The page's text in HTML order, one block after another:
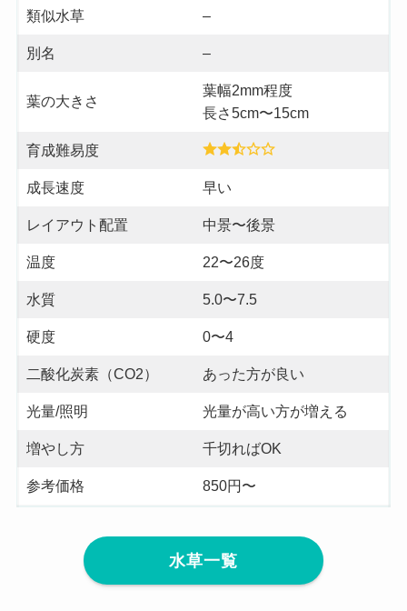
類似水草 –
別名 –
葉の大きさ
葉幅2mm程度
長さ5cm〜15cm
育成難易度
成長速度 早い
レイアウト配置 中景〜後景
温度 22〜26度
水質 5.0〜7.5
硬度 0〜4
二酸化炭素（CO2） あった方が良い
光量/照明 光量が高い方が増える
増やし方 千切ればOK
参考価格 850円〜
水草一覧